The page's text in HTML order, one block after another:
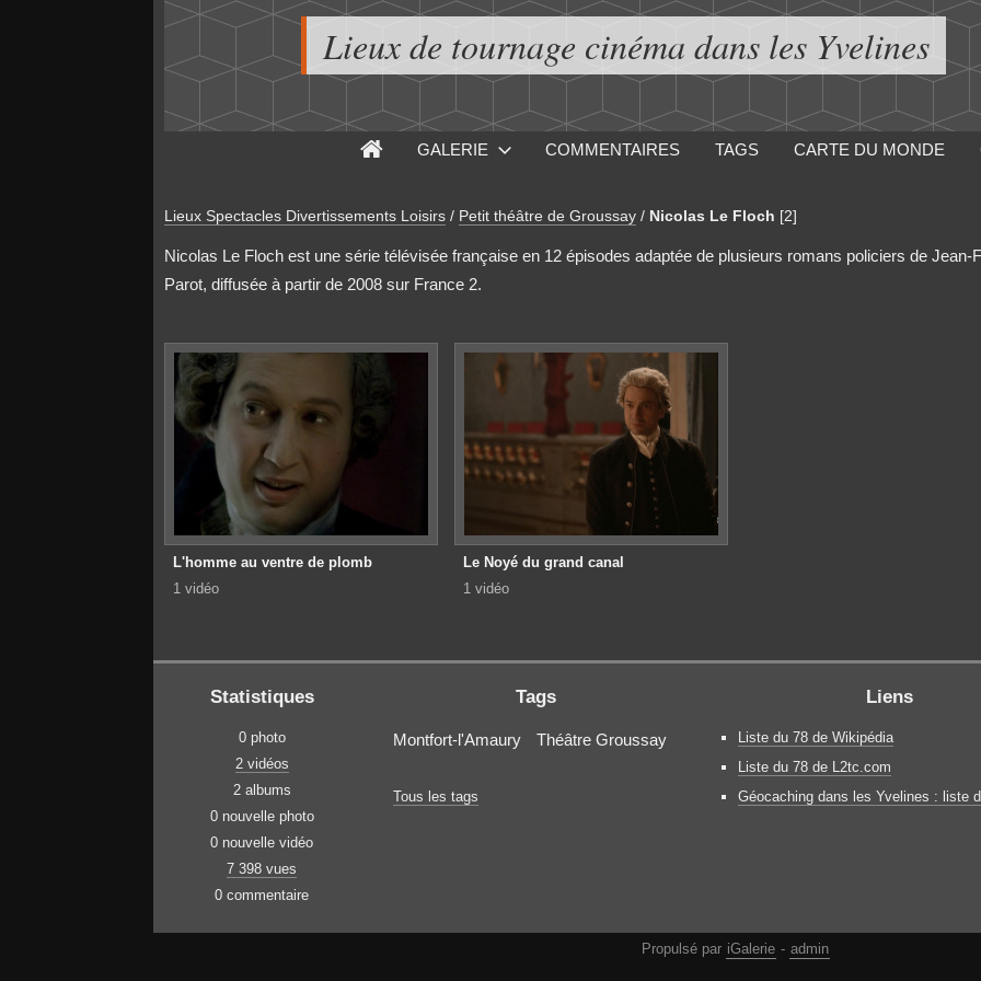
Lieux de tournage cinéma dans les Yvelines
GALERIE COMMENTAIRES TAGS CARTE DU MONDE
Lieux Spectacles Divertissements Loisirs / Petit théâtre de Groussay / Nicolas Le Floch [2]
Nicolas Le Floch est une série télévisée française en 12 épisodes adaptée de plusieurs romans policiers de Jean-
Parot, diffusée à partir de 2008 sur France 2.
L'homme au ventre de plomb
1 vidéo
Le Noyé du grand canal
1 vidéo
Statistiques
0 photo
2 vidéos
2 albums
0 nouvelle photo
0 nouvelle vidéo
7 398 vues
0 commentaire
Tags
Montfort-l'Amaury Théâtre Groussay
Tous les tags
Liens
Liste du 78 de Wikipédia
Liste du 78 de L2tc.com
Géocaching dans les Yvelines : liste
Propulsé par iGalerie - admin